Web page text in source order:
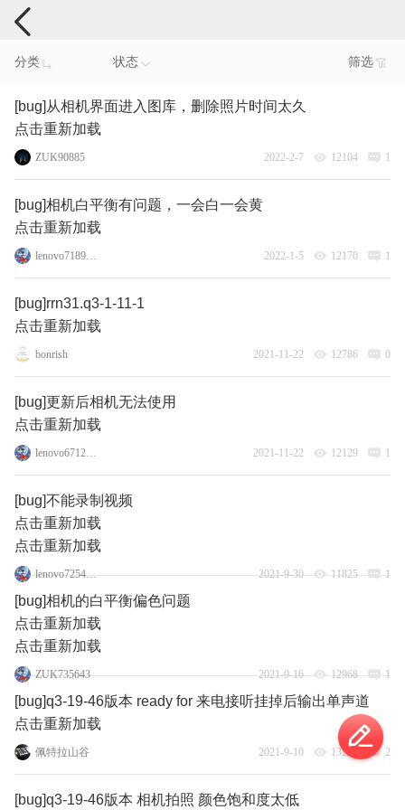
手机反馈
分类 状态 筛选
[bug]从相机界面进入图库，删除照片时间太久
点击重新加载
ZUK90885 2022-2-7 12104 1
[bug]相机白平衡有问题，一会白一会黄
点击重新加载
lenovo71896016 2022-1-5 12170 1
[bug]rrn31.q3-1-11-1
点击重新加载
bonrish 2021-11-22 12786 0
[bug]更新后相机无法使用
点击重新加载
lenovo67124895 2021-11-22 12129 1
[bug]不能录制视频
点击重新加载
点击重新加载
lenovo72545593 2021-9-30 11825 1
[bug]相机的白平衡偏色问题
点击重新加载
点击重新加载
ZUK735643 2021-9-16 12968 1
[bug]q3-19-46版本 ready for 来电接听挂掉后输出单声道
点击重新加载
佩特拉山谷 2021-9-10 13227 2
[bug]q3-19-46版本 相机拍照 颜色饱和度太低